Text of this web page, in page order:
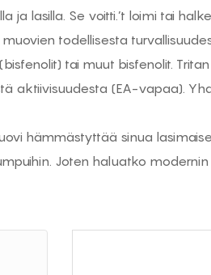
ja lasilla. Se voitti.’t loimi tai
todellisesta
(bisfenolit) tai muut bisfenolit.
aktiivisuudesta (EA-vapaa).
hämmästyttää sinua
Joten haluatko